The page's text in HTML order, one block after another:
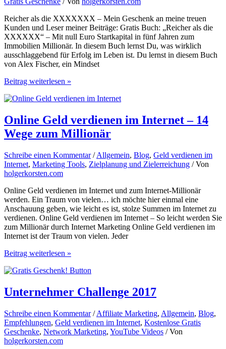
Reicher als die XXXXXXX – Mein Geschenk an meine treuen
Kunden und Leser meiner Beiträge: Gratis Buch: „Reicher als die
XXXXXX“ – Mit null Euro Startkapital in fünf Jahren zum
Immobilien Millionär. In diesem Buch lernst Du, was wirklich
ausschlaggebend für Erfolg im Leben ist. Du lernst in diesem Buch
von Alex Fischer, ein Mindset
Gratis
„Reicher
die
XXXXXXX“
Mit
Euro
Startkapital
in
Jahren
zum
Immobilien
Millionär
Beitrag weiterlesen »
Online Geld verdienen im Internet – 14
Wege zum Millionär
Schreibe einen Kommentar /Allgemein, Blog, Geld verdienen im
Internet, Marketing Tools, Zielplanung und Zielerreichung / Von
holgerkorsten.com
Online Geld verdienen im Internet und zum Internet-Millionär
werden. Ein Traum von vielen… ich möchte hier einmal eine
Anschauung geben, wie leicht es ist, stolze Summen im Internet zu
verdienen. Online Geld verdienen im Internet – So leicht werden Sie
zum Millionär durch Internet Marketing Online Geld verdienen im
Internet ist der Traum von vielen. Jeder
Online
verdienen
Internet
–
Wege
zum
Millionär
Beitrag weiterlesen »
Unternehmer Challenge 2017
Schreibe einen Kommentar /Affiliate Marketing, Allgemein, Blog,
Empfehlungen, Geld verdienen im Internet, Kostenlose Gratis
Geschenke, Network Marketing, YouTube Videos / Von
holgerkorsten.com